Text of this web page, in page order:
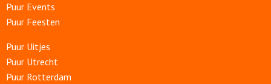
Puur Events
Puur Feesten
Puur Uitjes
Puur Utrecht
Puur Rotterdam